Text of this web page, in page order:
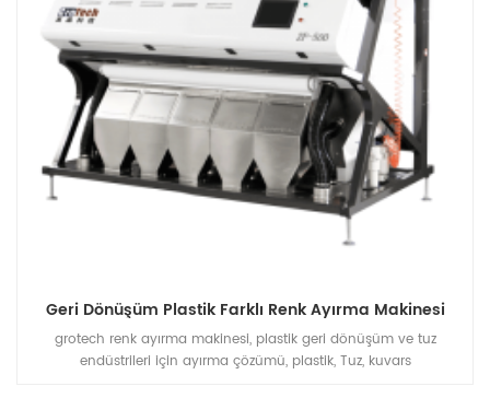
Geri Dönüşüm Plastik Farklı Renk Ayırma Makinesi
grotech renk ayırma makinesi, plastik geri dönüşüm ve tuz
endüstrileri için ayırma çözümü, plastik, Tuz, kuvars